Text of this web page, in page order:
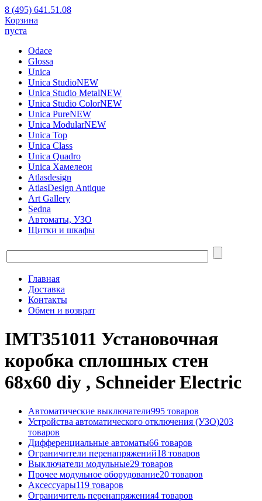
8 (495) 641.51.08
Корзина
пуста
Odace
Glossa
Unica
Unica StudioNEW
Unica Studio MetalNEW
Unica Studio ColorNEW
Unica PureNEW
Unica ModularNEW
Unica Top
Unica Class
Unica Quadro
Unica Хамелеон
Atlasdesign
AtlasDesign Antique
Art Gallery
Sedna
Автоматы, УЗО
Щитки и шкафы
Главная
Доставка
Контакты
Обмен и возврат
IMT351011 Установочная
коробка сплошных стен
68x60 diy , Schneider Electric
Автоматические выключатели995 товаров
Устройства автоматического отключения (УЗО)203
товаров
Дифференциальные автоматы66 товаров
Ограничители перенапряжений18 товаров
Выключатели модульные29 товаров
Прочее модульное оборудование20 товаров
Аксессуары119 товаров
Ограничитель перенапряжения4 товаров